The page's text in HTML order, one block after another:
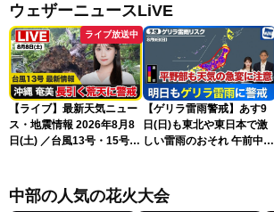
ウェザーニュースLiVE
ライブ放送中
【ライブ】最新天気ニュー
ス・地震情報 2026年8月8
日(土) ／台風13号・15号
ーニュースLiVEムーン・戸
北美月／芳野達郎〉
【ゲリラ雷雨警戒】あす9
日(日)も東北や東日本で激
しい雷雨のおそれ 午前中か
中部の人気の花火大会